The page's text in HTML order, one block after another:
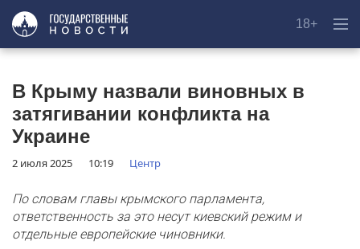
18+
В Крыму назвали виновных в
затягивании конфликта на
Украине
2 июля 2025 10:19 Центр
По словам главы крымского парламента,
ответственность за это несут киевский режим и
отдельные европейские чиновники.